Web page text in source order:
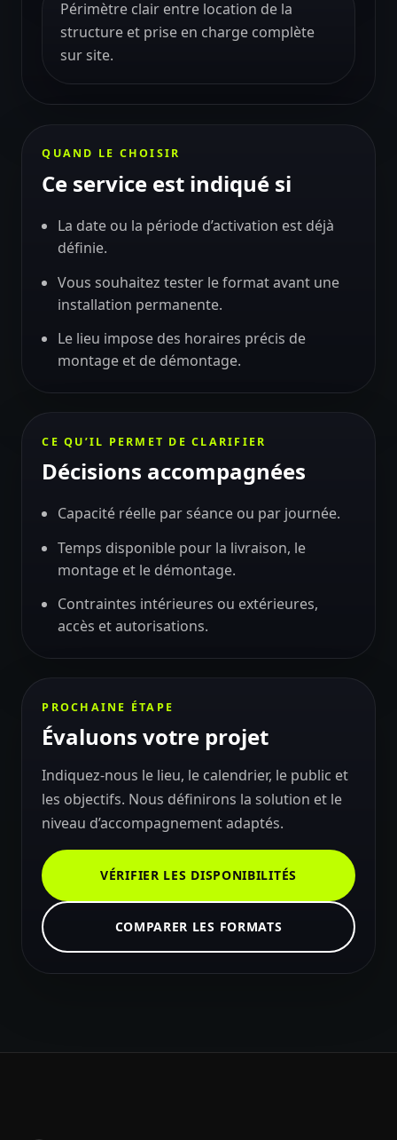
Périmètre clair entre location de la
structure et prise en charge complète
sur site.
QUAND LE CHOISIR
Ce service est indiqué si
La date ou la période d’activation est déjà
définie.
Vous souhaitez tester le format avant une
installation permanente.
Le lieu impose des horaires précis de
montage et de démontage.
CE QU’IL PERMET DE CLARIFIER
Décisions accompagnées
Capacité réelle par séance ou par journée.
Temps disponible pour la livraison, le
montage et le démontage.
Contraintes intérieures ou extérieures,
accès et autorisations.
PROCHAINE ÉTAPE
Évaluons votre projet
Indiquez-nous le lieu, le calendrier, le public et
les objectifs. Nous définirons la solution et le
niveau d’accompagnement adaptés.
VÉRIFIER LES DISPONIBILITÉS
COMPARER LES FORMATS